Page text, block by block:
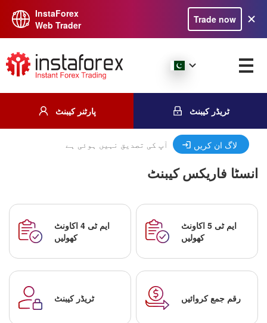
InstaForex
Web Trader
Trade now
پارٹنر کیبنٹ ٹریڈر کیبنٹ
آپ کی تصدیق نہیں ہوئی ہے لاگ ان کریں
انسٹا فاریکس کیبنٹ
ایم ٹی 4 اکاونٹ
کھولیں
ایم ٹی 5 اکاونٹ
کھولیں
ٹریڈر کیبنٹ رقم جمع کروائیں